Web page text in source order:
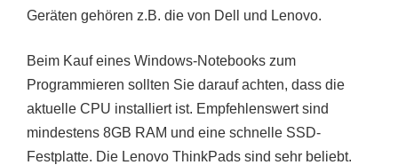
Geräten gehören z.B. die von Dell und Lenovo.
Beim Kauf eines Windows-Notebooks zum
Programmieren sollten Sie darauf achten, dass die
aktuelle CPU installiert ist. Empfehlenswert sind
mindestens 8GB RAM und eine schnelle SSD-
Festplatte. Die Lenovo ThinkPads sind sehr beliebt.